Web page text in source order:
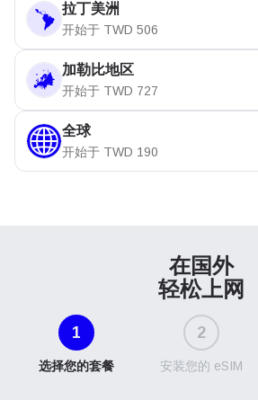
拉丁美洲
开始于 TWD 506
加勒比地区
开始于 TWD 727
全球
开始于 TWD 190
在国外
轻松上网
1
选择您的套餐
2
安装您的 eSIM